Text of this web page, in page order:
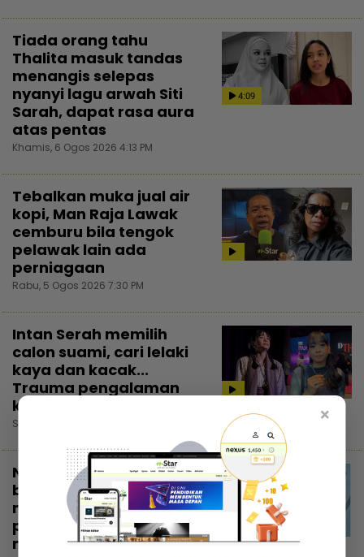
4:09
Tiada orang tahu
Thalita masuk tandas
menangis selepas
nyanyi lagu arwah Siti
Sarah, dapat rasa aura
atas pentas
Khamis, 6 Ogos 2026 4:13 PM
Tebalkan muka jual air
kopi, Man Raja Lawak
cemburu bila tengok
pelawak lain ada
perniagaan
Rabu, 5 Ogos 2026 7:30 PM
Intan Serah memilih
calon suami, cari lelaki
kaya dan kacak...
Trauma pengalaman
kahwin rakan
Selasa, 4 Ogos 2026 7:30 PM
Nadzmi Adhwa bagi
bantuan bukan untuk
menunjuk, niat cari
pahala... Kongsi di
media sosial elak fitnah
×